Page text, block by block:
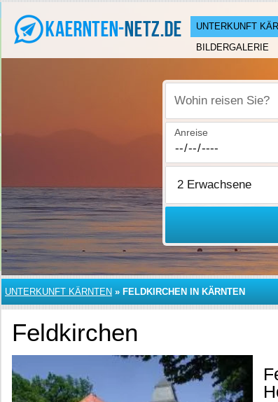
UNTERKUNFT
BILDERGALERIE
Wohin reisen Sie?
Anreise
UNTERKUNFT KÄRNTEN » FELDKIRCHEN IN KÄRNTEN
Feldkirchen